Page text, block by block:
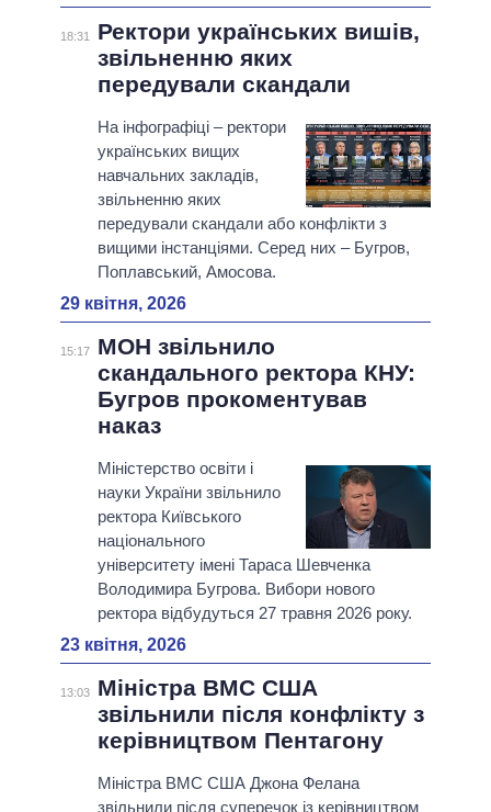
18:31
Ректори українських вишів,
звільненню яких
передували скандали
На інфографіці – ректори
українських вищих
навчальних закладів,
звільненню яких
передували скандали або конфлікти з
вищими інстанціями. Серед них – Бугров,
Поплавський, Амосова.
29 квітня, 2026
15:17
МОН звільнило
скандального ректора КНУ:
Бугров прокоментував
наказ
Міністерство освіти і
науки України звільнило
ректора Київського
національного
університету імені Тараса Шевченка
Володимира Бугрова. Вибори нового
ректора відбудуться 27 травня 2026 року.
23 квітня, 2026
13:03
Міністра ВМС США
звільнили після конфлікту з
керівництвом Пентагону
Міністра ВМС США Джона Фелана
звільнили після суперечок із керівництвом